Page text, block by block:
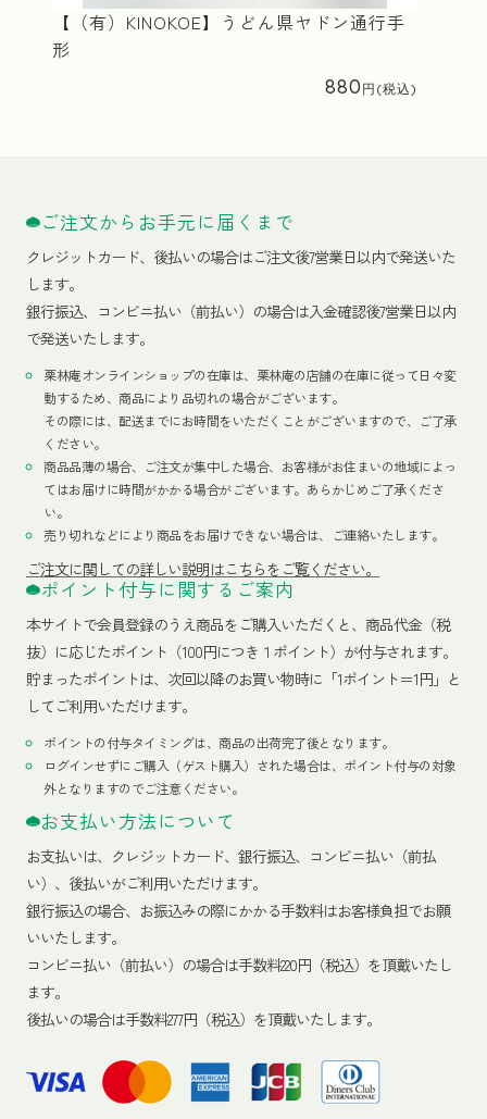
【（有）KINOKOE】うどん県ヤドン通行手
形
880
ご注文からお手元に届くまで
クレジットカード、 後払いの場合はご注文後7営業日以内で発送いた
します。
銀行振込、コンビニ払い（前払い）の場合は入金確認後7営業日以内
で発送いたします。
栗林庵オンラインショップの在庫は、栗林庵の店舗の在庫に従って日々変
動するため、商品により品切れの場合がございます。
その際には、配送までにお時間をいただくことがございますので、ご了承
ください。
商品品薄の場合、ご注文が集中した場合、お客様がお住まいの地域によっ
てはお届けに時間がかかる場合がございます。あらかじめご了承くださ
い。
売り切れなどにより商品をお届けできない場合は、ご連絡いたします。
ご注文に関しての詳しい説明はこちらをご覧ください。
ポイント付与に関するご案内
本サイトで会員登録のうえ商品をご購入いただくと、商品代金（税
抜）に応じたポイント（100円につき１ポイント）が付与されます。
貯まったポイントは、次回以降のお買い物時に「1ポイント＝1円」と
してご利用いただけます。
ポイントの付与タイミングは、商品の出荷完了後となります。
ログインせずにご購入（ゲスト購入）された場合は、ポイント付与の対象
外となりますのでご注意ください。
お支払い方法について
お支払いは、クレジットカード、銀行振込、コンビニ払い（前払
い）、後払いがご利用いただけます。
銀行振込の場合、お振込みの際にかかる手数料はお客様負担でお願
いいたします。
コンビニ払い（前払い）の場合は手数料220円（税込）を頂戴いたし
ます。
後払いの場合は手数料277円（税込）を頂戴いたします。